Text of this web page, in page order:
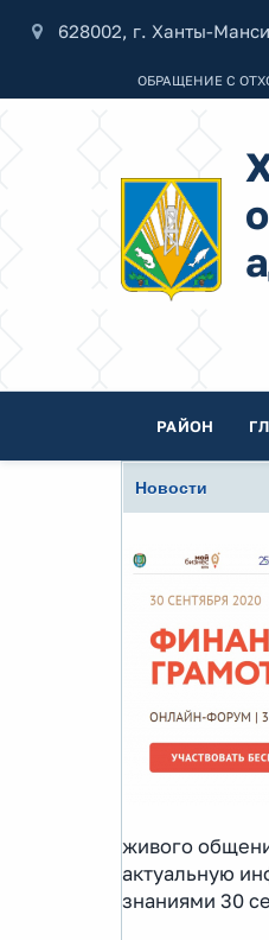
628002, г. Ханты-
ОБРАЩЕНИЕ С
РАЙОН
Новости
живого
актуальную
знаниями 30